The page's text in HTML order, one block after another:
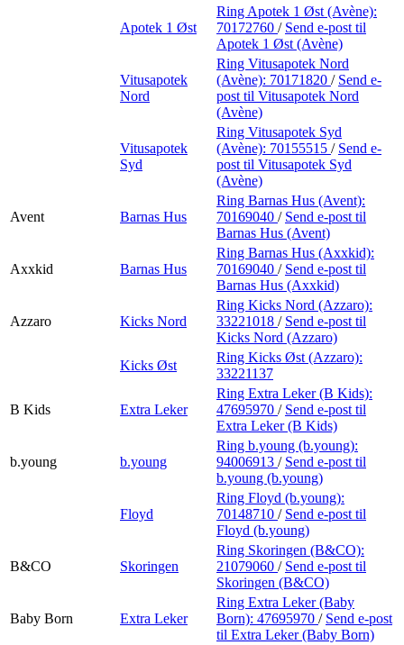
Apotek 1 Øst
Ring Apotek 1 Øst (Avène):
70172760 / Send e-post til
Apotek 1 Øst (Avène)
Vitusapotek
Nord
Ring Vitusapotek Nord
(Avène): 70171820 / Send e-
post til Vitusapotek Nord
(Avène)
Vitusapotek
Syd
Ring Vitusapotek Syd
(Avène): 70155515 / Send e-
post til Vitusapotek Syd
(Avène)
Avent Barnas Hus
Ring Barnas Hus (Avent):
70169040 / Send e-post til
Barnas Hus (Avent)
Axxkid Barnas Hus
Ring Barnas Hus (Axxkid):
70169040 / Send e-post til
Barnas Hus (Axxkid)
Azzaro Kicks Nord
Ring Kicks Nord (Azzaro):
33221018 / Send e-post til
Kicks Nord (Azzaro)
Kicks Øst
Ring Kicks Øst (Azzaro):
33221137
B Kids Extra Leker
Ring Extra Leker (B Kids):
47695970 / Send e-post til
Extra Leker (B Kids)
b.young b.young
Ring b.young (b.young):
94006913 / Send e-post til
b.young (b.young)
Floyd
Ring Floyd (b.young):
70148710 / Send e-post til
Floyd (b.young)
B&CO Skoringen
Ring Skoringen (B&CO):
21079060 / Send e-post til
Skoringen (B&CO)
Baby Born Extra Leker
Ring Extra Leker (Baby
Born): 47695970 / Send e-post
til Extra Leker (Baby Born)